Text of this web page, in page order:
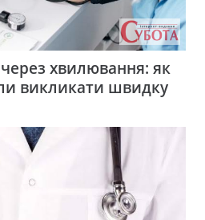
хвилювання: як
викликати швидку